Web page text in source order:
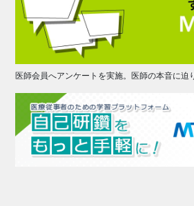
医師会員へアンケートを実施。医師の本音に迫